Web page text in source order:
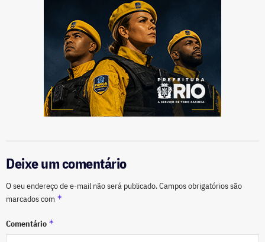
Deixe um comentário
O seu endereço de e-mail não será publicado.Campos obrigatórios são
marcados com *
Comentário *